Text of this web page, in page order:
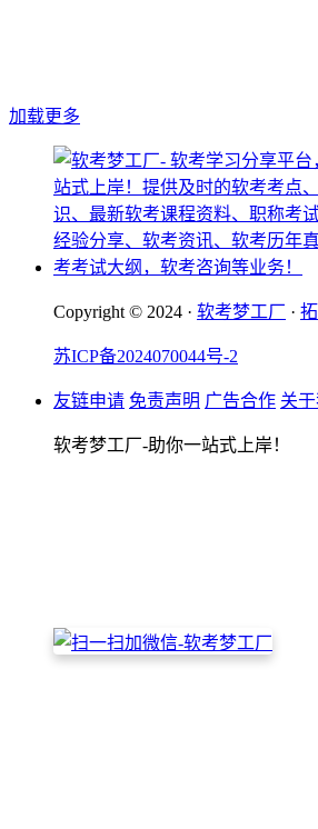
加载更多
Copyright © 2024 · 软考梦工厂 ·
苏ICP备2024070044号-2
友链申请 免责声明 广告合作 关于
软考梦工厂-助你一站式上岸！